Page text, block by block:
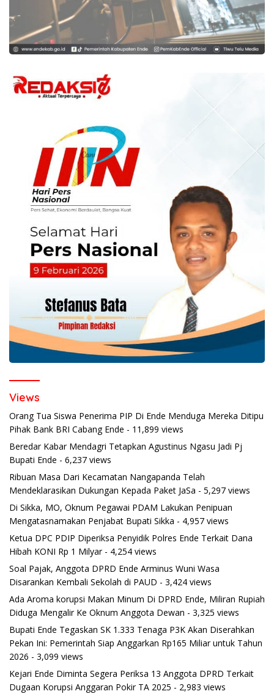
Views
Orang Tua Siswa Penerima PIP Di Ende Menduga Mereka Ditipu
Pihak Bank BRI Cabang Ende - 11,899 views
Beredar Kabar Mendagri Tetapkan Agustinus Ngasu Jadi Pj
Bupati Ende - 6,237 views
Ribuan Masa Dari Kecamatan Nangapanda Telah
Mendeklarasikan Dukungan Kepada Paket JaSa - 5,297 views
Di Sikka, MO, Oknum Pegawai PDAM Lakukan Penipuan
Mengatasnamakan Penjabat Bupati Sikka - 4,957 views
Ketua DPC PDIP Diperiksa Penyidik Polres Ende Terkait Dana
Hibah KONI Rp 1 Milyar- 4,254 views
Soal Pajak, Anggota DPRD Ende Arminus Wuni Wasa
Disarankan Kembali Sekolah di PAUD - 3,424 views
Ada Aroma korupsi Makan Minum Di DPRD Ende, Miliran Rupiah
Diduga Mengalir Ke Oknum Anggota Dewan - 3,325 views
Bupati Ende Tegaskan SK 1.333 Tenaga P3K Akan Diserahkan
Pekan Ini: Pemerintah Siap Anggarkan Rp165 Miliar untuk Tahun
2026 - 3,099 views
Kejari Ende Diminta Segera Periksa 13 Anggota DPRD Terkait
Dugaan Korupsi Anggaran Pokir TA 2025 - 2,983 views